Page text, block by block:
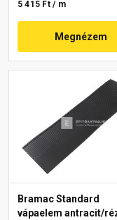
5 415 Ft / m
Megnézem
Bramac Standard
vápaelem antracit/